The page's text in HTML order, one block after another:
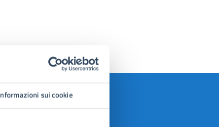
sui cookie